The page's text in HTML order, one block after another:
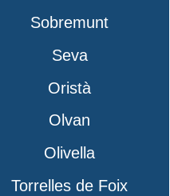
Sobremunt
Seva
Oristà
Olvan
Olivella
Torrelles de Foix